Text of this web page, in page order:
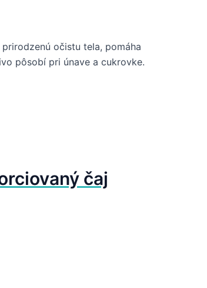
očistu tela, pomáha
pôsobí pri únave a cukrovke.
čaj